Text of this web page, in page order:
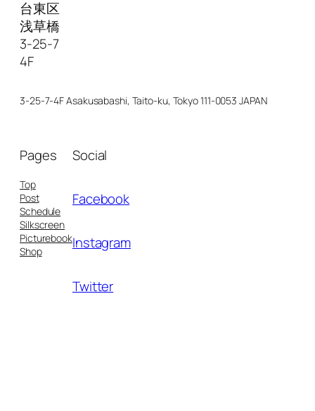
台東区
浅草橋
3-25-7
4F
3-25-7-4F Asakusabashi, Taito-ku, Tokyo 111-0053 JAPAN
Pages
Top
Post
Schedule
Silkscreen
Picturebook
Shop
Social
Facebook
Instagram
Twitter